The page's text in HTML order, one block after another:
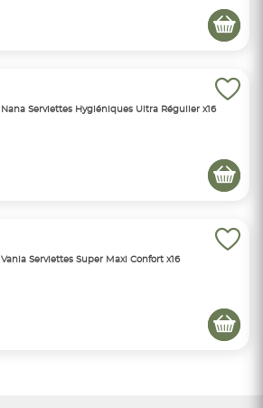
Nana Serviettes Hygiéniques Ultra Régulier x16
Vania Serviettes Super Maxi Confort x16